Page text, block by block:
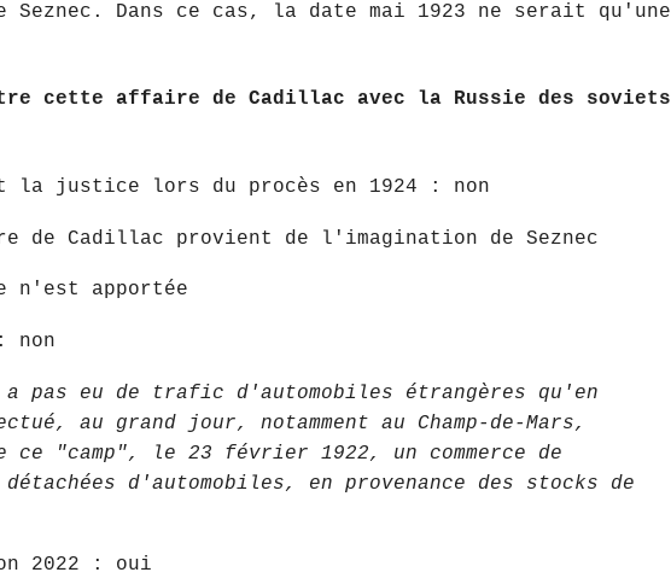
Dans ce cas, la date mai 1923 ne serait qu'une
cette affaire de Cadillac avec la Russie des soviets
la justice lors du procès en 1924 : non
de Cadillac provient de l'imagination de Seznec
n'est apportée
non
pas eu de trafic d'automobiles étrangères qu'en
au grand jour, notamment au Champ-de-Mars,
"camp", le 23 février 1922, un commerce de
d'automobiles, en provenance des stocks de
2022 : oui